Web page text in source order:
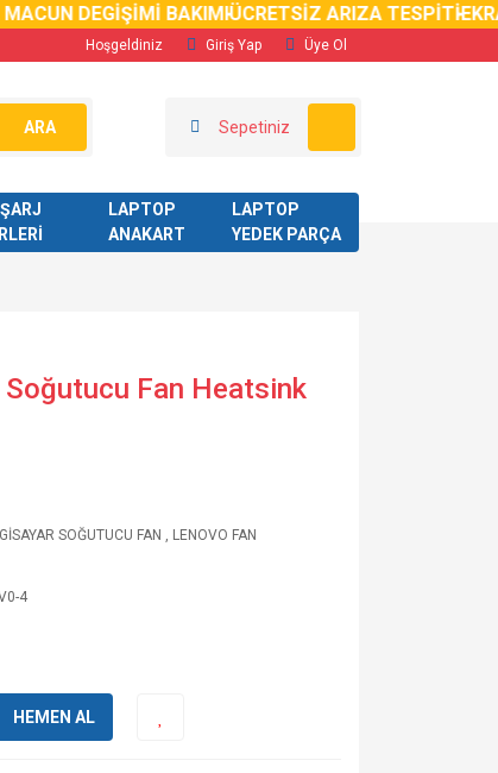
DEGİŞİMİ BAKIMIÜCRETSİZ ARIZA TESPİTİ
Hoşgeldiniz Giriş Yap Üye Ol
ARA Sepetiniz
LAPTOP
ANAKART
LAPTOP
YEDEK PARÇA
Fan Heatsink
SOĞUTUCU FAN , LENOVO FAN
4
HEMEN AL